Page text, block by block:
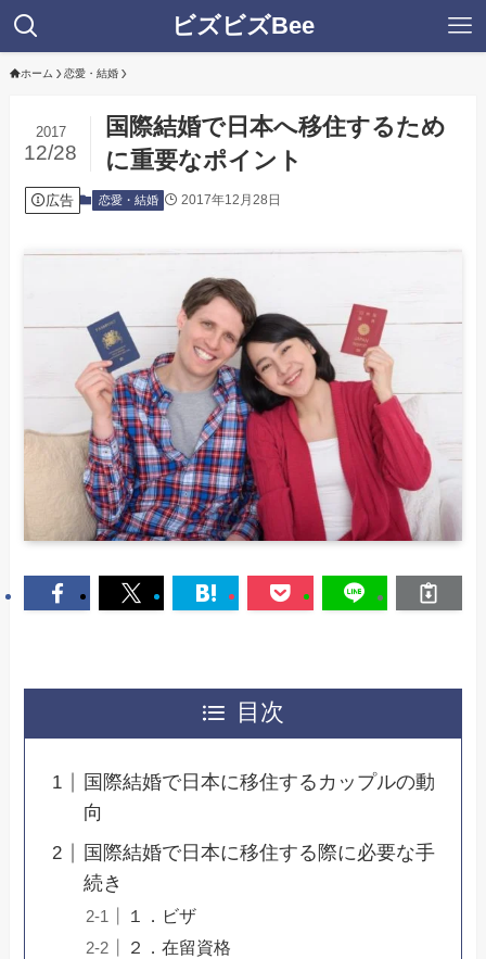
ビズビズBee
ホーム 恋愛・結婚
国際結婚で日本へ移住するため
に重要なポイント
2017
12/28
広告 恋愛・結婚 2017年12月28日
目次
国際結婚で日本に移住するカップルの動
向
国際結婚で日本に移住する際に必要な手
続き
１．ビザ
２．在留資格